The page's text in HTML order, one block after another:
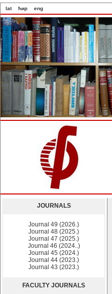
lat ћир eng
JOURNALS
Journal 49 (2026.)
Journal 48 (2025.)
Journal 47 (2025.)
Journal 46 (2024..)
Journal 45 (2024.)
Journal 44 (2023.)
Journal 43 (2023.)
FACULTY JOURNALS